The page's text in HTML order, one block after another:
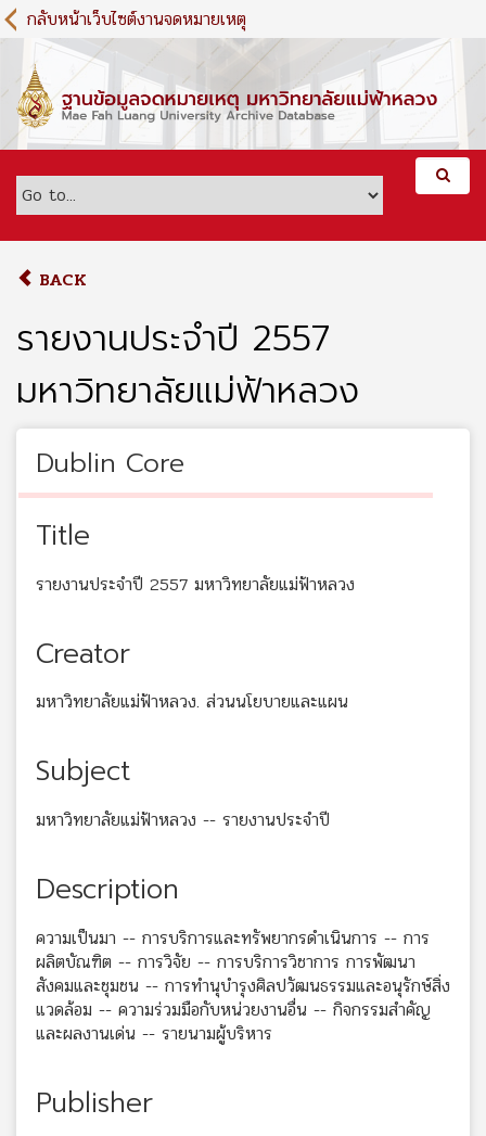
S
k
m
c
กลับหน้าเว็บไซต์งานจดหมายเหตุ
BACK
รายงานประจำปี 2557
มหาวิทยาลัยแม่ฟ้าหลวง
Dublin Core
Title
รายงานประจำปี 2557 มหาวิทยาลัยแม่ฟ้าหลวง
Creator
มหาวิทยาลัยแม่ฟ้าหลวง. ส่วนนโยบายและแผน
Subject
มหาวิทยาลัยแม่ฟ้าหลวง -- รายงานประจำปี
Description
ความเป็นมา -- การบริการและทรัพยากรดำเนินการ -- การ
ผลิตบัณฑิต -- การวิจัย -- การบริการวิชาการ การพัฒนา
สังคมและชุมชน -- การทำนุบำรุงศิลปวัฒนธรรมและอนุรักษ์สิ่ง
แวดล้อม -- ความร่วมมือกับหน่วยงานอื่น -- กิจกรรมสำคัญ
และผลงานเด่น -- รายนามผู้บริหาร
Publisher